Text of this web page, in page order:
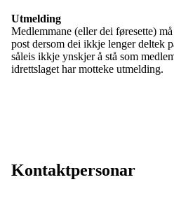
Utmelding
Medlemmane (eller dei føresette)
post dersom dei ikkje lenger deltek
såleis ikkje ynskjer å stå som
idrettslaget har motteke utmelding.
Kontaktpersonar